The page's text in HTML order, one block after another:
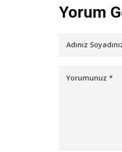
Yorum